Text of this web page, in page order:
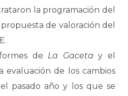
la programación del
de valoración del
de La Gaceta y el
evaluación de los cambios
pasado año y los que se